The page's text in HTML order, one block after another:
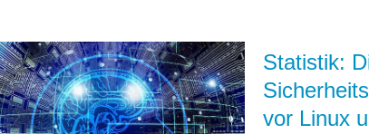
Statistik:
vor Linux